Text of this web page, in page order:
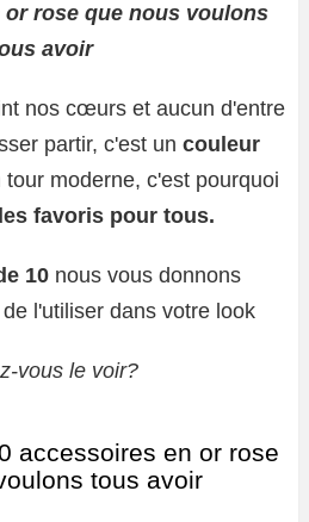
or rose que nous voulons
avoir
nos cœurs et aucun d'entre
partir, c'est un couleur
tour moderne, c'est pourquoi
favoris pour tous.
10 nous vous donnons
l'utiliser dans votre look
vous le voir?
accessoires en or rose
tous avoir